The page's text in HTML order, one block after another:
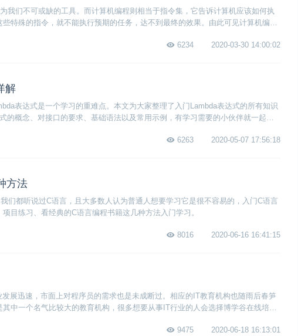
我们不可或缺的工具。而计算机编程则相当于指令集，它告诉计算机应该如何执
特殊的指令，就不能执行预期的任务，达不到最终的效果。由此可见计算机编程
6234
2020-03-30 14:00:02
解
表达式是一个学习的重难点。本文为大家整理了入门Lambda表达式的所有知识
的概念、对接口的要求、基础语法以及常用示例，有学习需要的小伙伴就一起来
6263
2020-05-07 17:56:18
方法
们都听说过C语言，且大多数人认为普通人想要学习它是很不容易的，入门C语言
目练习、看经典的C语言编程书籍这几种方法入门学习。
8016 2020-06-16 16:41:15
展迅速，市面上对程序员的需求也是未成断过。相应的IT教育机构也随雨后春笋
中一个名气比较大的教育机构，很多想要从事IT行业的人会选择博学谷在线培
9475
2020-06-18 16:13:01